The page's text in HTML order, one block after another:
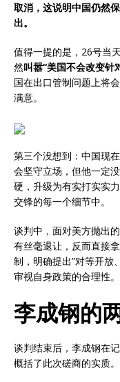
取消，这说明中国仍然
出。
值得一提的是，26号当
然叫嚣“美国不会改变针
国在出口管制问题上将
满意。
第三个没想到：中国现
会坚守立场，但他一定
硬，升级为有实打实实
交锋的每一个细节中。
谈判中，面对美方抛出
有丝毫退让，反而直接
制，明确提出”对等开放
审视自身政策的合理性。
李成钢的
谈判结束后，李成钢在
概括了此次磋商的实质。